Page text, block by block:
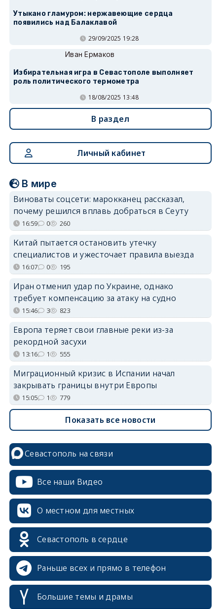
Утыкано гламуром: нержавеющие сердца
появились над Балаклавой
29/09/2025 19:28
Иван Ермаков
Избирательная игра в Севастополе выполняет
роль политического термометра
18/08/2025 13:48
В раздел
Личный кабинет
В мире
Виноваты соцсети: марокканец рассказал,
почему решился вплавь добраться в Сеуту
16:59 0 260
Китай пытается остановить утечку
специалистов и ужесточает правила выезда
16:07 0 195
Иран отменил удар по Украине, однако
требует компенсацию за атаку на судно
15:46 3 823
Европа теряет свои главные реки из-за
рекордной засухи
13:16 1 555
Миграционный кризис в Испании начал
закрывать границы внутри Европы
15:05 1 779
Показать все новости
Севастополь на связи
Все наши Видео
О местном для местных
Севастополь в сердце
Раньше всех и прямо в телефон
Большие темы и драмы